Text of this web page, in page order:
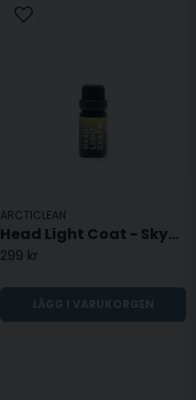
ARCTICLEAN
Head Light Coat - Skydd för Strålkastare - 10ML
299 kr
LÄGG I VARUKORGEN